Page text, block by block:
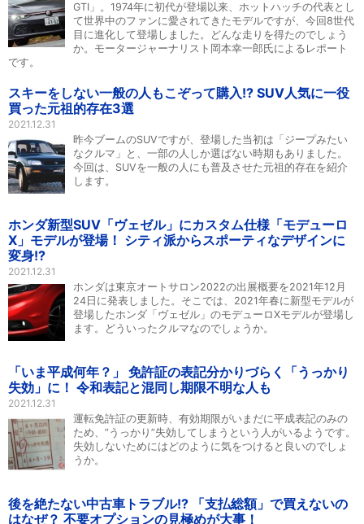
GTI」。1974年に初代が登場以来、ホットハッチの代表とし
て世界中のファンに愛されてきたモデルですが、今回8世代
目に進化して登場しました。どんな走りを得たのでしょう
か。モータージャーナリスト岡本幸一郎氏によるレポート
です。
スキーをしない一般の人もこぞって購入!? SUV人気に一役
買った元祖的存在3選
2021.12.31
昨今ブームのSUVですが、登場した当初は「ジープみたい
なクルマ」と、一部の人しか選ばない時期もありました。
今回は、SUVを一般の人にも普及させた元祖的存在を紹介
します。
ホンダ新型SUV「ヴェゼル」にカスタム仕様「モデューロ
X」モデルが登場！ シティ派からスポーティなデザインに
変身!?
2021.12.31
ホンダは東京オートサロン2022の出展概要を2021年12月
24日に発表しました。そこでは、2021年春に新型モデルが
登場したホンダ「ヴェゼル」のモデューロXモデルが登場し
ます。どういったクルマなのでしょうか。
「いま平成何年？」 免許証の表記分かりづらく「うっかり
失効」に！ 令和表記と混同し期限不明な人も
2021.12.31
運転免許証の更新時、有効期限がいまだに平成表記のみの
ため、”うっかり”失効してしまうという人がいるようです。
失効しないためにはどのように気をつけると良いのでしょ
うか。
後を絶たない中古車トラブル!? 「支払総額」で買えないの
はなぜ？ 不要オプションの見極めが大事！